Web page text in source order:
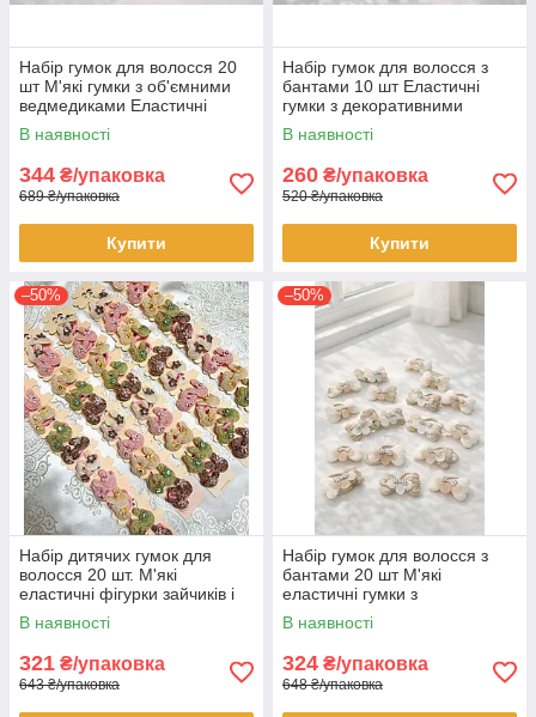
Набір гумок для волосся 20
шт М'які гумки з об'ємними
ведмедиками Еластичні
аксесуари для зачісок
Декоративні гумки
В наявності
344 ₴/упаковка
689 ₴/упаковка
Купити
Набір гумок для волосся з
бантами 10 шт Еластичні
гумки з декоративними
бантиками та стразами
Стильні аксесуари для
В наявності
260 ₴/упаковка
520 ₴/упаковка
Купити
–50%
Набір дитячих гумок для
волосся 20 шт. М'які
еластичні фігурки зайчиків і
квітами Декоративні
аксесуари для зачісок
В наявності
321 ₴/упаковка
643 ₴/упаковка
–50%
Набір гумок для волосся з
бантами 20 шт М'які
еластичні гумки з
текстильними квітами та
бантиками Аксесуари для
В наявності
324 ₴/упаковка
648 ₴/упаковка